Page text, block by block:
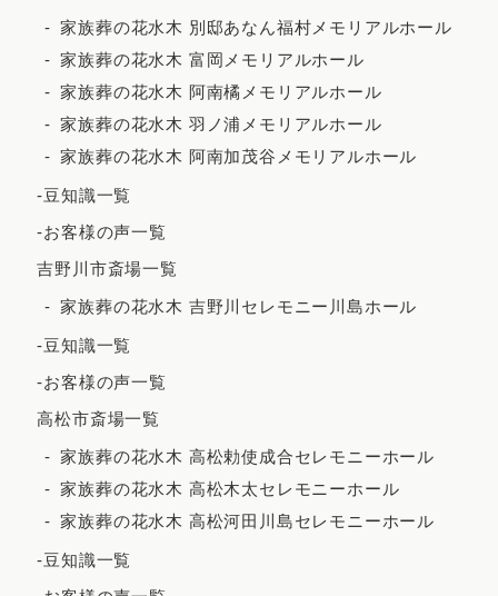
2023年3月
2023年2月
2023年1月
2022年12月
2022年11月
2022年4月
2022年3月
2022年2月
2021年12月
2021年11月
家族葬の花水木 別邸あなん福村メモリアルホール
家族葬の花水木 富岡メモリアルホール
家族葬の花水木 阿南橘メモリアルホール
家族葬の花水木 羽ノ浦メモリアルホール
家族葬の花水木 阿南加茂谷メモリアルホール
-豆知識一覧
-お客様の声一覧
吉野川市斎場一覧
家族葬の花水木 吉野川セレモニー川島ホール
-豆知識一覧
-お客様の声一覧
高松市斎場一覧
家族葬の花水木 高松勅使成合セレモニーホール
家族葬の花水木 高松木太セレモニーホール
家族葬の花水木 高松河田川島セレモニーホール
-豆知識一覧